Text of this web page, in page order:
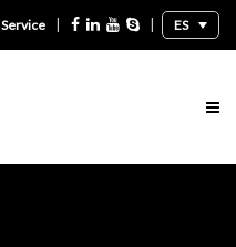
ES
Service